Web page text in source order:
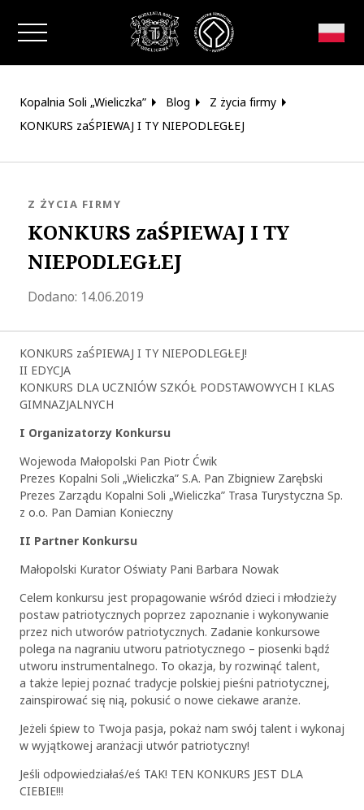
Zamknij okno
Kopalnia Soli „Wieliczka” Blog
Z życia firmy
KONKURS zaŚPIEWAJ I TY NIEPODLEGŁEJ
KONKURS zaŚPIEWAJ I TY
NIEPODLEGŁEJ
KATEGORIA:
Z ŻYCIA FIRMY
Dodano: 14.06.2019Zaktualizowano 2020-09-09 08:22:39
KONKURS zaŚPIEWAJ I TY NIEPODLEGŁEJ!
II EDYCJA
KONKURS DLA UCZNIÓW SZKÓŁ PODSTAWOWYCH I KLAS
GIMNAZJALNYCH
I Organizatorzy Konkursu
Wojewoda Małopolski Pan Piotr Ćwik
Prezes Kopalni Soli „Wieliczka” S.A. Pan Zbigniew Zarębski
Prezes Zarządu Kopalni Soli „Wieliczka” Trasa Turystyczna Sp.
z o.o. Pan Damian Konieczny
II Partner Konkursu
Małopolski Kurator Oświaty Pani Barbara Nowak
Celem konkursu jest propagowanie wśród dzieci i młodzieży
postaw patriotycznych poprzez zapoznanie i wykonywanie
przez nich utworów patriotycznych. Zadanie konkursowe
polega na nagraniu utworu patriotycznego – piosenki bądź
utworu instrumentalnego. To okazja, by rozwinąć talent,
a także lepiej poznać tradycje polskiej pieśni patriotycznej,
zainspirować się nią, pokusić o nowe ciekawe aranże.
Jeżeli śpiew to Twoja pasja, pokaż nam swój talent i wykonaj
w wyjątkowej aranżacji utwór patriotyczny!
Jeśli odpowiedziałaś/eś TAK! TEN KONKURS JEST DLA
CIEBIE!!!